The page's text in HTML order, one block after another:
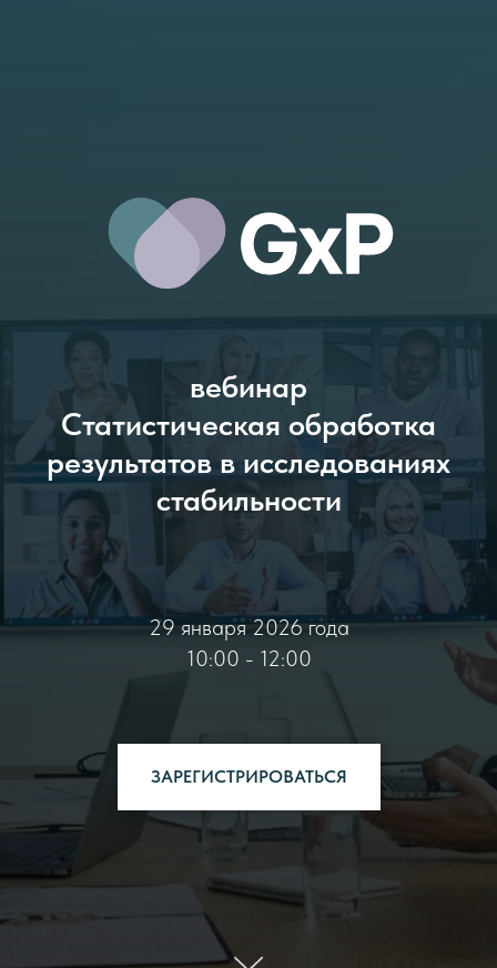
вебинар
Статистическая обработка
результатов в исследованиях
стабильности
29 января 2026 года
10:00 - 12:00
ЗАРЕГИСТРИРОВАТЬСЯ